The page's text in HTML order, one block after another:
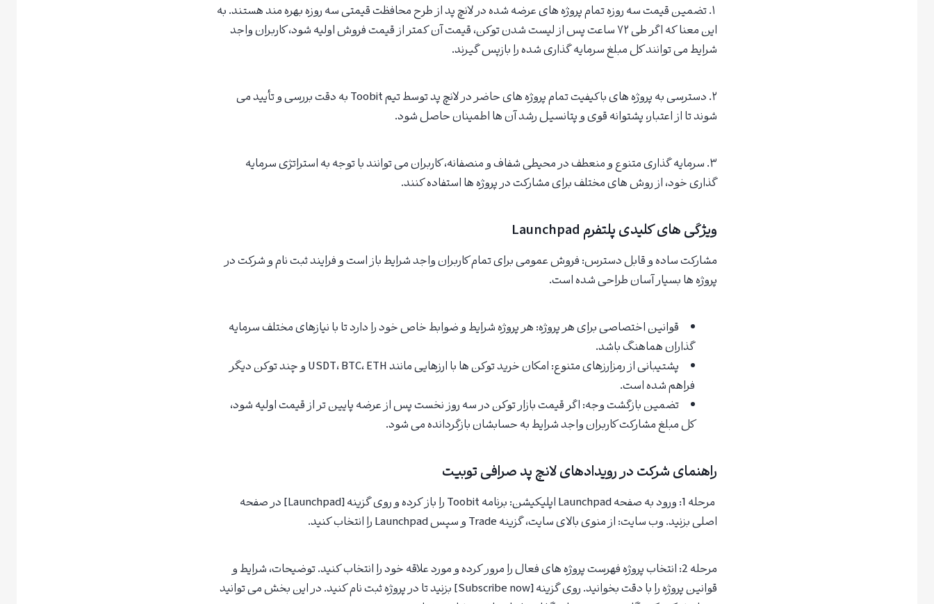
۱. تضمین قیمت سه روزه تمام پروژه های عرضه شده در لانچ پد از طرح محافظت قیمتی سه روزه بهره مند هستند. به
این معنا که اگر طی ۷۲ ساعت پس از لیست شدن توکن، قیمت آن کمتر از قیمت فروش اولیه شود، کاربران واجد
شرایط می توانند کل مبلغ سرمایه گذاری شده را بازپس گیرند.
۲. دسترسی به پروژه های باکیفیت تمام پروژه های حاضر در لانچ پد توسط تیم Toobit به دقت بررسی و تأیید می
شوند تا از اعتبار، پشتوانه قوی و پتانسیل رشد آن ها اطمینان حاصل شود.
۳. سرمایه گذاری متنوع و منعطف در محیطی شفاف و منصفانه، کاربران می توانند با توجه به استراتژی سرمایه
گذاری خود، از روش های مختلف برای مشارکت در پروژه ها استفاده کنند.
ویژگی های کلیدی پلتفرم Launchpad
مشارکت ساده و قابل دسترس: فروش عمومی برای تمام کاربران واجد شرایط باز است و فرایند ثبت نام و شرکت در
پروژه ها بسیار آسان طراحی شده است.
قوانین اختصاصی برای هر پروژه: هر پروژه شرایط و ضوابط خاص خود را دارد تا با نیازهای مختلف سرمایه
گذاران هماهنگ باشد.
پشتیبانی از رمزارزهای متنوع: امکان خرید توکن ها با ارزهایی مانند USDT، BTC، ETH و چند توکن دیگر
فراهم شده است.
تضمین بازگشت وجه: اگر قیمت بازار توکن در سه روز نخست پس از عرضه پایین تر از قیمت اولیه شود،
کل مبلغ مشارکت کاربران واجد شرایط به حسابشان بازگردانده می شود.
راهنمای شرکت در رویدادهای لانچ پد صرافی توبیت
مرحله 1: ورود به صفحه Launchpad اپلیکیشن: برنامه Toobit را باز کرده و روی گزینه [Launchpad] در صفحه
اصلی بزنید. وب سایت: از منوی بالای سایت، گزینه Trade و سپس Launchpad را انتخاب کنید.
مرحله 2: انتخاب پروژه فهرست پروژه های فعال را مرور کرده و مورد علاقه خود را انتخاب کنید. توضیحات، شرایط و
قوانین پروژه را با دقت بخوانید. روی گزینه [Subscribe now] بزنید تا در پروژه ثبت نام کنید. در این بخش می توانید